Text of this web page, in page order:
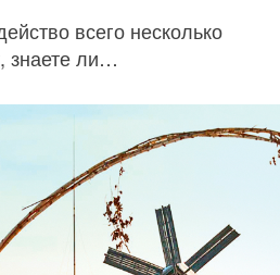
всего несколько
знаете ли…